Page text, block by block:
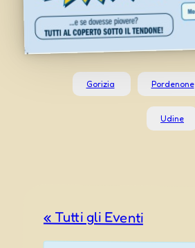
Gorizia Pordenone
Udine
« Tutti gli Eventi